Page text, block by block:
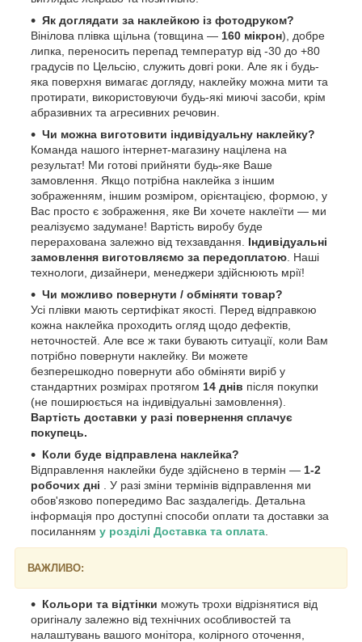
Як доглядати за наклейкою із фотодруком?
Вінілова плівка щільна (товщина — 160 мікрон), добре
липка, переносить перепад температур від -30 до +80
градусів по Цельсію, служить довгі роки. Але як і будь-
яка поверхня вимагає догляду, наклейку можна мити та
протирати, використовуючи будь-які миючі засоби, крім
абразивних та агресивних речовин.
Чи можна виготовити індивідуальну наклейку?
Команда нашого інтернет-магазину націлена на
результат! Ми готові прийняти будь-яке Ваше
замовлення. Якщо потрібна наклейка з іншим
зображенням, іншим розміром, орієнтацією, формою, у
Вас просто є зображення, яке Ви хочете наклеїти — ми
реалізуємо задумане! Вартість виробу буде
перерахована залежно від техзавдання. Індивідуальні
замовлення виготовляємо за передоплатою . Наші
технологи, дизайнери, менеджери здійснюють мрії!
Чи можливо повернути / обміняти товар?
Усі плівки мають сертифікат якості. Перед відправкою
кожна наклейка проходить огляд щодо дефектів,
неточностей. Але все ж таки бувають ситуації, коли Вам
потрібно повернути наклейку. Ви можете
безперешкодно повернути або обміняти виріб у
стандартних розмірах протягом 14 днів після покупки
(не поширюється на індивідуальні замовлення).
Вартість доставки у разі повернення сплачує
покупець.
Коли буде відправлена наклейка?
Відправлення наклейки буде здійснено в термін — 1-2
робочих дні . У разі зміни термінів відправлення ми
обов'язково попередимо Вас заздалегідь. Детальна
інформація про доступні способи оплати та доставки за
посиланням у розділі Доставка та оплата
ВАЖЛИВО:
Кольори та відтінки можуть трохи відрізнятися від
оригіналу залежно від технічних особливостей та
налаштувань вашого монітора, колірного оточення,